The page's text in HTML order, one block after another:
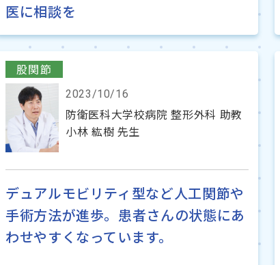
医に相談を
股関節
2023/10/16
防衛医科大学校病院 整形外科 助教
小林 紘樹 先生
デュアルモビリティ型など人工関節や
手術方法が進歩。患者さんの状態にあ
わせやすくなっています。